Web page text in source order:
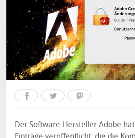
Der Software-Hersteller Adobe